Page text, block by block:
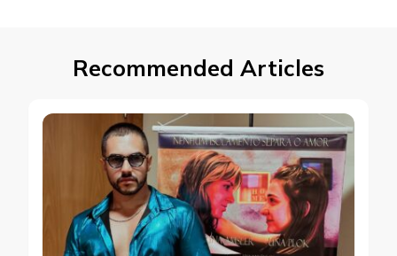
Recommended Articles